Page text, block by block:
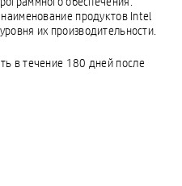
продуктов Intel
их производительности.
в течение 180 дней после